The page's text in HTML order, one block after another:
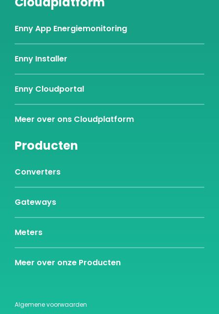
Enny App Energiemonitoring
Enny Installer
Enny Cloudportal
Meer over ons Cloudplatform
Producten
Converters
Gateways
Meters
Meer over onze Producten
Algemene voorwaarden